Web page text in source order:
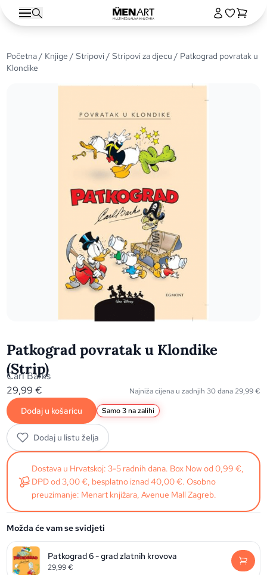
Početna/ Knjige /Stripovi/Stripovi za djecu / Patkograd povratak u
Klondike
Patkograd povratak u Klondike
(Strip)
Carl Barks
29,99€ Najniža cijena u zadnjih 30 dana 29,99€
Dodaj u košaricu Samo 3 na zalihi
Dodaj u listu želja
Dostava u Hrvatskoj: 3-5 radnih dana. Box Now od 0,99 €,
DPD od 3,00 €, besplatno iznad 40,00 €. Osobno
preuzimanje: Menart knjižara, Avenue Mall Zagreb.
Možda će vam se svidjeti
Patkograd 6 - grad zlatnih krovova
29,99€